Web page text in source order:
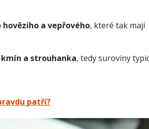
a vepřového, které tak mají
a strouhanka, tedy suroviny
patří?